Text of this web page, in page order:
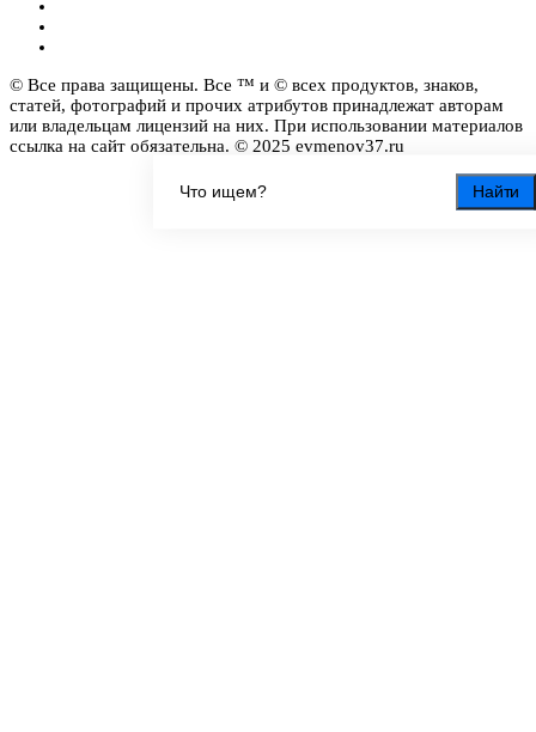
Найти
© Все права защищены. Все ™ и © всех продуктов, знаков,
статей, фотографий и прочих атрибутов принадлежат авторам
или владельцам лицензий на них. При использовании материалов
ссылка на сайт обязательна. © 2025 evmenov37.ru